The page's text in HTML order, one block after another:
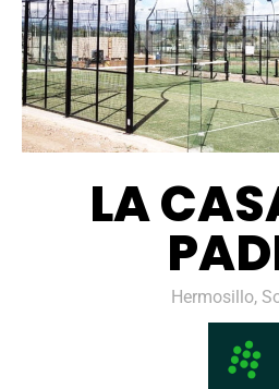
LA
Hermosillo,